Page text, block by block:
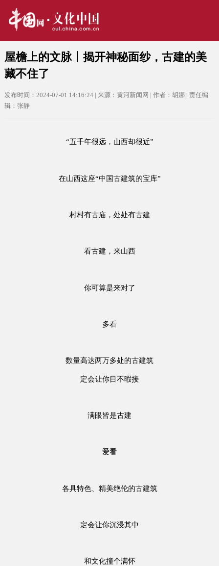
屋檐上的文脉丨揭开神秘面纱，古建的美
藏不住了
发布时间：2024-07-01 14:16:24 | 来源：黄河新闻网 | 作者：胡娜 | 责任编
辑：张静
“五千年很远，山西却很近”
在山西这座“中国古建筑的宝库”
村村有古庙，处处有古建
看古建，来山西
你可算是来对了
多看
数量高达两万多处的古建筑
定会让你目不暇接
满眼皆是古建
爱看
各具特色、精美绝伦的古建筑
定会让你沉浸其中
和文化撞个满怀